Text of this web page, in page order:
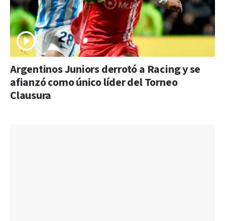
Argentinos Juniors derrotó a Racing y se
afianzó como único líder del Torneo
Clausura